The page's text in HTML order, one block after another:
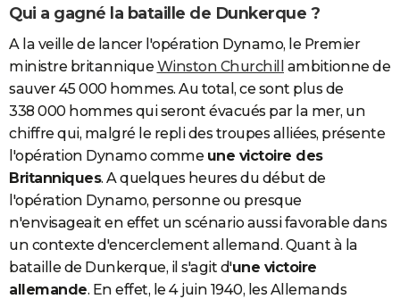
Qui a gagné la bataille de Dunkerque ?
A la veille de lancer l'opération Dynamo, le Premier
ministre britannique Winston Churchill
ambitionne de
sauver 45 000 hommes. Au total, ce sont plus de
338 000 hommes qui seront évacués par la mer, un
chiffre qui, malgré le repli des troupes alliées, présente
l'opération Dynamo comme une victoire des
Britanniques. A quelques heures du début de
l'opération Dynamo, personne ou presque
n'envisageait en effet un scénario aussi favorable dans
un contexte d'encerclement allemand. Quant à la
bataille de Dunkerque, il s'agit d'une victoire
allemande. En effet, le 4 juin 1940, les Allemands